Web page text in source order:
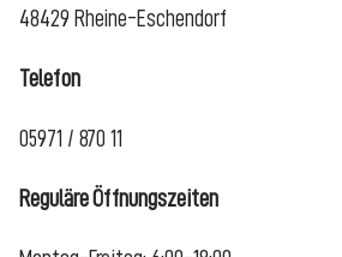
48429 Rheine-Eschendorf
Telefon
05971 / 870 11
Reguläre Öffnungszeiten